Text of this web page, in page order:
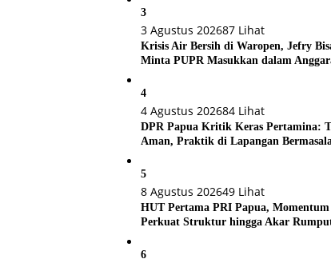
3
3 Agustus 202687 Lihat
Krisis Air Bersih di Waropen, Jefry
Minta PUPR Masukkan dalam
4
4 Agustus 202684 Lihat
DPR Papua Kritik Keras Pertamina:
Aman, Praktik di Lapangan
5
8 Agustus 202649 Lihat
HUT Pertama PRI Papua, Momentum
Perkuat Struktur hingga Akar
6